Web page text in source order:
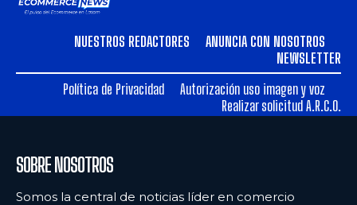
NUESTROS REDACTORES
ANUNCIA CON NOSOTROS
NEWSLETTER
Política de Privacidad
Autorización uso imagen y voz
Realizar solicitud A.R.C.O.
SOBRE NOSOTROS
Somos la central de noticias líder en comercio